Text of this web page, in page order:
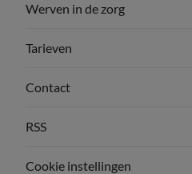
Werven in de zorg
Tarieven
Contact
RSS
Cookie instellingen